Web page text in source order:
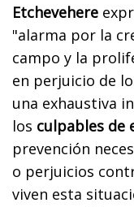
Etchevehere
"alarma por la
campo y la
en perjuicio de
una exhaustiva
los culpables de
prevención
o perjuicios
viven esta